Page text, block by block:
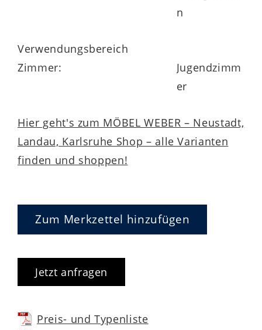
n
Verwendungsbereich
Zimmer:
Jugendzimm
er
Hier geht's zum MÖBEL WEBER – Neustadt,
Landau, Karlsruhe Shop – alle Varianten
finden und shoppen!
Zum Merkzettel hinzufügen
Jetzt anfragen
Preis- und Typenliste